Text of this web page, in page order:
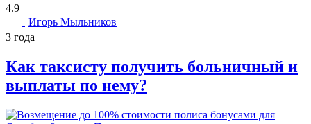
4.9
Игорь Мыльников
3 года
Как таксисту получить больничный и
выплаты по нему?